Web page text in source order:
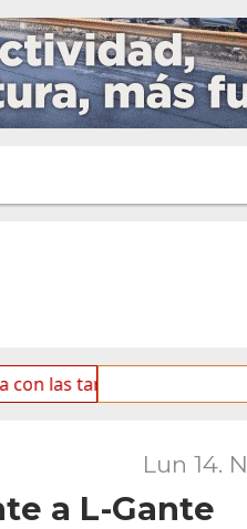
de mantenimiento y
Lun 14.
a L-Gante